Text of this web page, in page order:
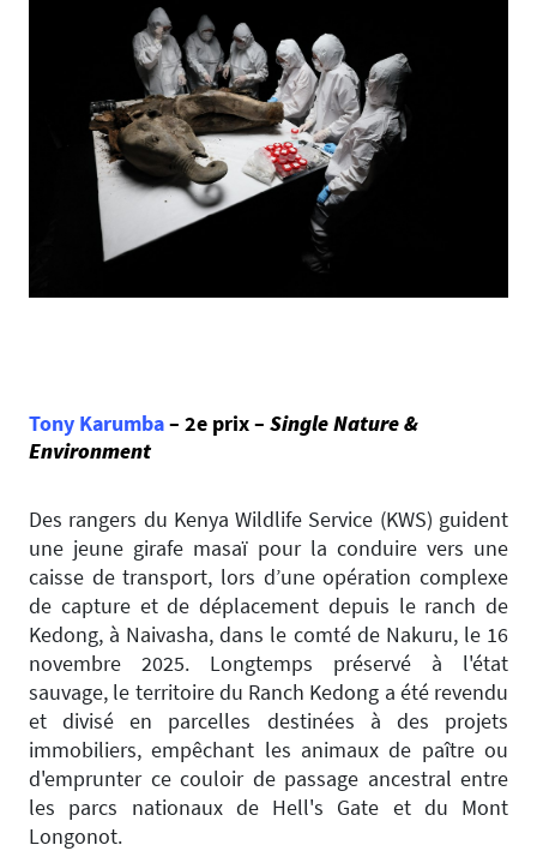
Tony Karumba– 2e prix – Single Nature &
Environment
Des rangers du Kenya Wildlife Service (KWS) guident
une jeune girafe masaï pour la conduire vers une
caisse de transport, lors d’une opération complexe
de capture et de déplacement depuis le ranch de
Kedong, à Naivasha, dans le comté de Nakuru, le 16
novembre 2025. Longtemps préservé à l'état
sauvage, le territoire du Ranch Kedong a été revendu
et divisé en parcelles destinées à des projets
immobiliers, empêchant les animaux de paître ou
d'emprunter ce couloir de passage ancestral entre
les parcs nationaux de Hell's Gate et du Mont
Longonot.